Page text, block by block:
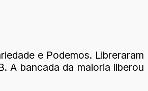
e Podemos. Libreraram
A bancada da maioria liberou